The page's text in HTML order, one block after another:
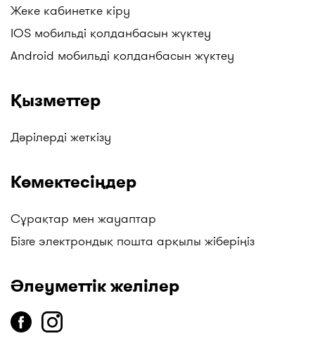
Жеке кабинетке кіру
IOS мобильді қолданбасын жүктеу
Android мобильді қолданбасын жүктеу
Қызметтер
Дәрілерді жеткізу
Көмектесіңдер
Сұрақтар мен жауаптар
Бізге электрондық пошта арқылы жіберіңіз
Әлеуметтік желілер